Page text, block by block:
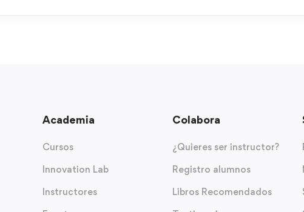
Academia
Cursos
Innovation Lab
Instructores
Colabora
¿Quieres ser instructor?
Registro alumnos
Libros Recomendados